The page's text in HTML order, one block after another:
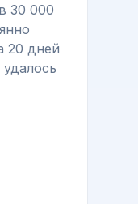
30 000
20 дней